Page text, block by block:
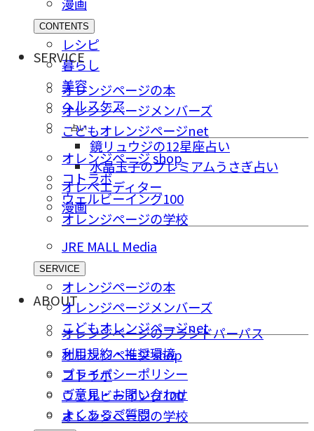
CONTENTS
レシピ
暮らし
美容
ヘルスケア
占い
鏡リュウジの12星座占い
水晶玉子のプレミアムうさぎ占い
オレペエディター
漫画
SERVICE
オレンジページの本
オレンジページメンバーズ
こどもオレンジページnet
オレンジページ shop
コトラボ
ウェルビーイング100
オレンジページの学校
JRE MALL Media
SERVICE
オレンジページの本
オレンジページメンバーズ
こどもオレンジページnet
オレンジページ shop
コトラボ
ウェルビーイング100
オレンジページの学校
ABOUT
オレンジページのブランドパーパス
利用規約・推奨環境
プライバシーポリシー
ご意⾒・お問い合わせ
よくあるご質問